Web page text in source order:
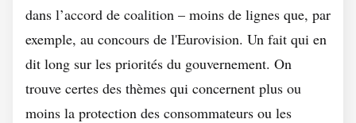
dans l’accord de coalition – moins de lignes que, par
exemple, au concours de l'Eurovision. Un fait qui en
dit long sur les priorités du gouvernement. On
trouve certes des thèmes qui concernent plus ou
moins la protection des consommateurs ou les